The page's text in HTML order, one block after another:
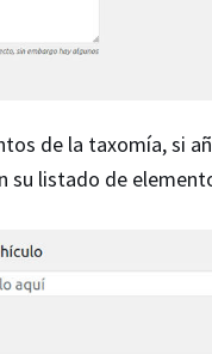
de la taxomía, si
su listado de